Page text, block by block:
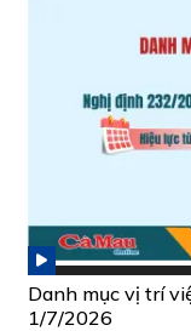
Danh mục vị trí
1/7/2026